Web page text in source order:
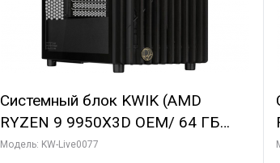
Системный блок KWIK (AMD
RYZEN 9 9950X3D OEM/ 64 ГБ
ОЗУ/ Gigabyte RTX5080
Модель: KW-Live0077